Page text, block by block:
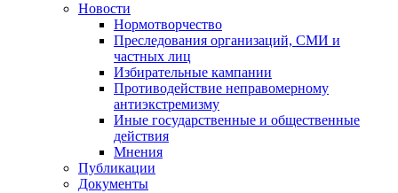
Новости
Нормотворчество
Преследования организаций, СМИ и
частных лиц
Избирательные кампании
Противодействие неправомерному
антиэкстремизму
Иные государственные и общественные
действия
Мнения
Публикации
Документы